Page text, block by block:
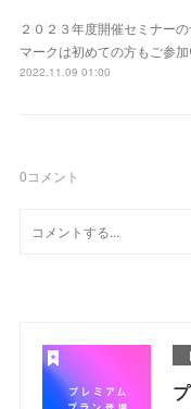
２０２３年度開催セミナー
マークは初めての方もご参
2022.11.09 01:00
0コメント